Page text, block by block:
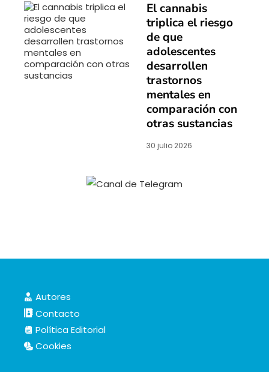
El cannabis
triplica el riesgo
de que
adolescentes
desarrollen
trastornos
mentales en
comparación con
otras sustancias
30 julio 2026
Autores
Contacto
Política Editorial
Cookies